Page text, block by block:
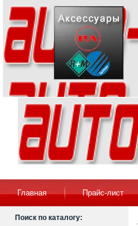
Главная Прайс-лист
Поиск по каталогу: